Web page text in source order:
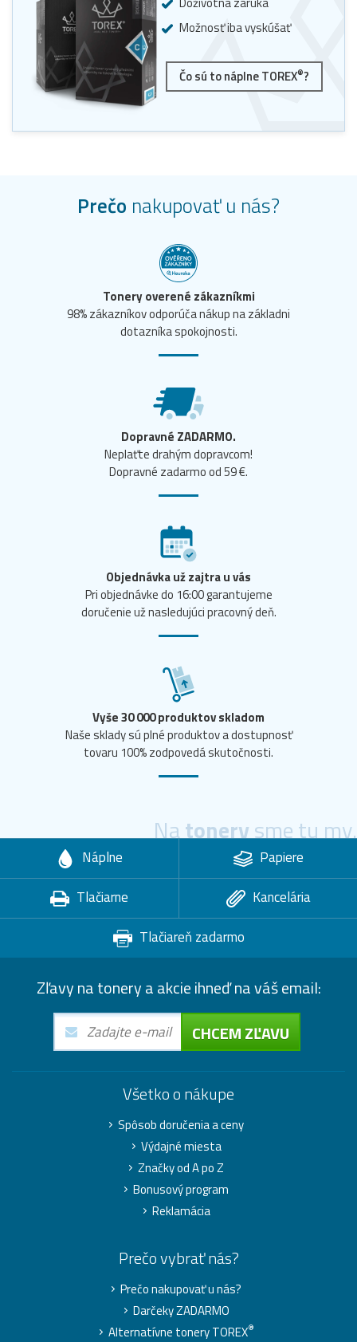
Možnosť iba vyskúšať
Čo sú to náplne TOREX®?
Prečo nakupovať u nás?
Tonery overené zákazníkmi
98% zákazníkov odporúča nákup na základni
dotazníka spokojnosti.
Dopravné ZADARMO.
Neplaťte drahým dopravcom!
Dopravné zadarmo od 59 €.
Objednávka už zajtra u vás
Pri objednávke do 16:00 garantujeme
doručenie už nasledujúci pracovný deň.
Vyše 30 000 produktov skladom
Naše sklady sú plné produktov a dostupnosť
tovaru 100% zodpovedá skutočnosti.
Natonerysme tu my.
Náplne
Papiere
Tlačiarne
Kancelária
Tlačiareň zadarmo
Zľavy na tonery a akcie ihneď na váš email:
CHCEM ZĽAVU
Všetko o nákupe
Spôsob doručenia a ceny
Výdajné miesta
Značky od A po Z
Bonusový program
Reklamácia
Prečo vybrať nás?
Prečo nakupovať u nás?
Darčeky ZADARMO
Alternatívne tonery TOREX®